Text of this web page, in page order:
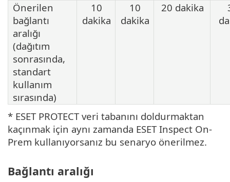
Önerilen
bağlantı
aralığı
(dağıtım
sonrasında,
standart
kullanım
sırasında)
10
dakika
10
dakika
20 dakika
* ESET PROTECT veri tabanını doldurmaktan
kaçınmak için aynı zamanda ESET Inspect On-
Prem kullanıyorsanız bu senaryo önerilmez.
Bağlantı aralığı